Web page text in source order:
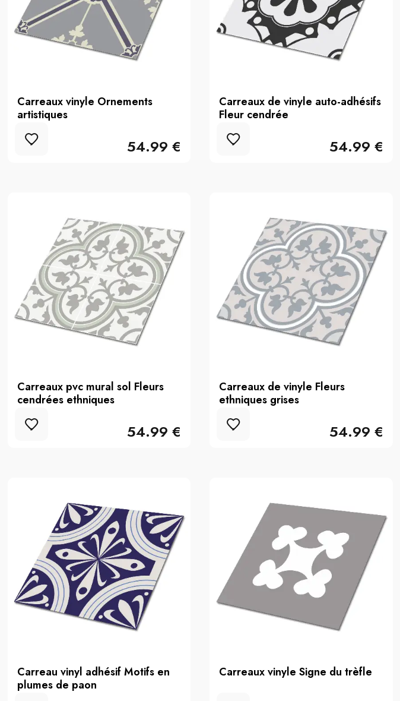
Carreaux vinyle Ornements
artistiques
54.99 €
Carreaux de vinyle auto-adhésifs
Fleur cendrée
54.99 €
Carreaux pvc mural sol Fleurs
cendrées ethniques
54.99 €
Carreaux de vinyle Fleurs
ethniques grises
54.99 €
Carreau vinyl adhésif Motifs en
plumes de paon
Carreaux vinyle Signe du trèfle